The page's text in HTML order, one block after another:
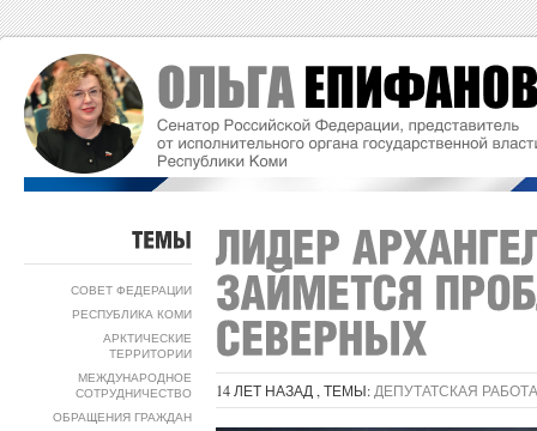
СОВЕТ ФЕДЕРАЦИИ
РЕСПУБЛИКА КОМИ
АРКТИЧЕСКИЕ
ТЕРРИТОРИИ
МЕЖДУНАРОДНОЕ
СОТРУДНИЧЕСТВО
ОБРАЩЕНИЯ ГРАЖДАН
14 ЛЕТ НАЗАД , ТЕМЫ: ДЕПУТАТСКАЯ РАБОТА